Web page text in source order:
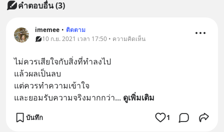
คำตอบอื่น(3)
imemee • ติดตาม
10 ก.ย. 2021 เวลา 17:50 • ความคิดเห็น
ไม่ควรเสียใจกับสิ่งที่ทำลงไป
แล้วผลเป็นลบ
แต่ควรทำความเข้าใจ
และยอมรับความจริงมากกว่า... ดูเพิ่มเติม
บันทึก 1